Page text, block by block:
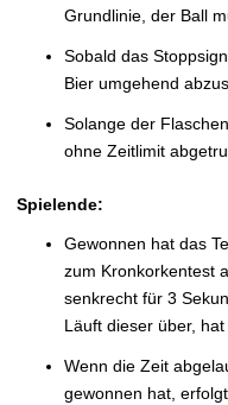
Grundlinie, der Ball
Sobald das
Bier umgehend
Solange der
ohne Zeitlimit
Spielende:
Gewonnen hat das
zum Kronkorkentest
senkrecht für 3
Läuft dieser über,
Wenn die Zeit
gewonnen hat,